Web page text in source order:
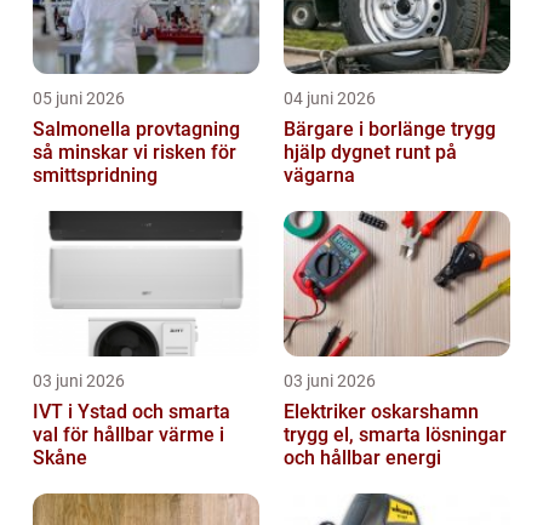
05 juni 2026
Salmonella provtagning
så minskar vi risken för
smittspridning
04 juni 2026
Bärgare i borlänge trygg
hjälp dygnet runt på
vägarna
03 juni 2026
IVT i Ystad och smarta
val för hållbar värme i
Skåne
03 juni 2026
Elektriker oskarshamn
trygg el, smarta lösningar
och hållbar energi